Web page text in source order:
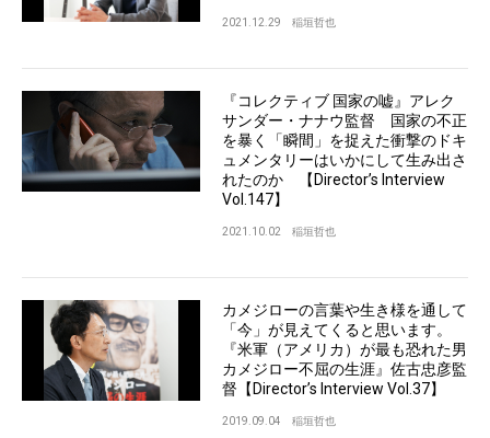
2021.12.29 稲垣哲也
『コレクティブ 国家の嘘』アレク
サンダー・ナナウ監督 国家の不正
を暴く「瞬間」を捉えた衝撃のドキ
ュメンタリーはいかにして生み出さ
れたのか 【Director’s Interview
Vol.147】
2021.10.02 稲垣哲也
カメジローの言葉や生き様を通して
「今」が見えてくると思います。
『米軍（アメリカ）が最も恐れた男
カメジロー不屈の生涯』佐古忠彦監
督【Director’s Interview Vol.37】
2019.09.04 稲垣哲也